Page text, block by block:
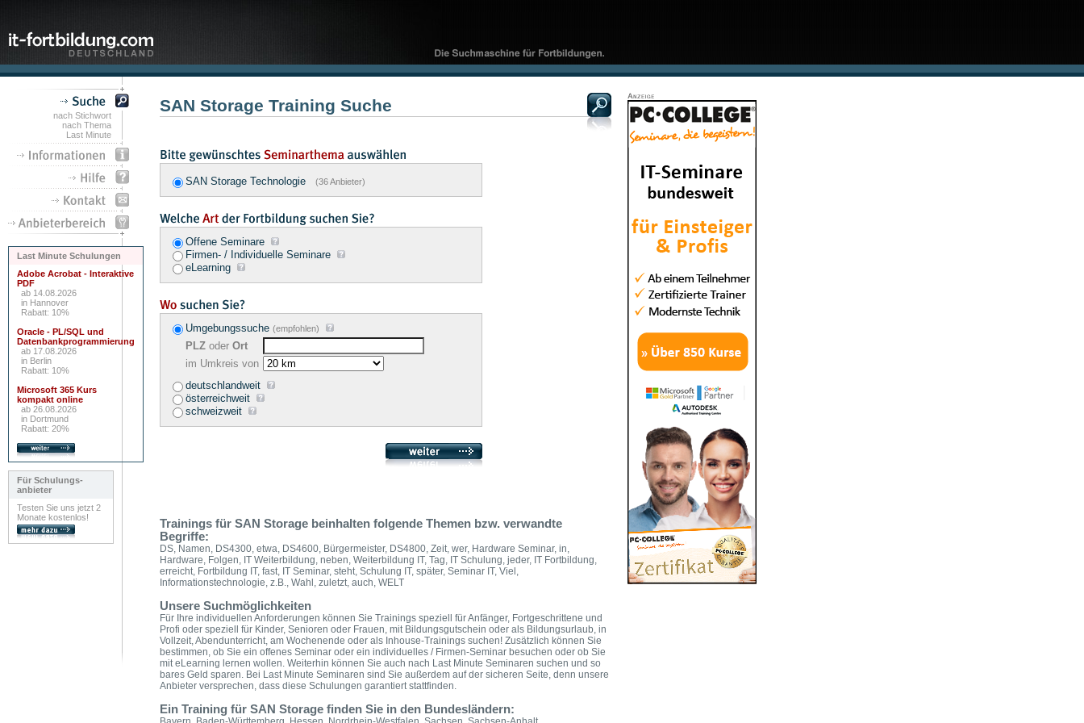
nach Stichwort
nach Thema
Last Minute
Last Minute Schulungen
Adobe Acrobat - Interaktive
PDF
ab 14.08.2026
in Hannover
Rabatt: 10%
Oracle - PL/SQL und
Datenbankprogrammierung
ab 17.08.2026
in Berlin
Rabatt: 10%
Microsoft 365 Kurs
kompakt online
ab 26.08.2026
in Dortmund
Rabatt: 20%
Für Schulungs-
anbieter
Testen Sie uns jetzt 2
Monate kostenlos!
SAN Storage Training Suche
SAN Storage Technologie (36 Anbieter)
Offene Seminare
Firmen- / Individuelle Seminare
eLearning
Umgebungssuche (empfohlen)
PLZ oder Ort
im Umkreis von
deutschlandweit
österreichweit
schweizweit
Trainings für SAN Storage beinhalten folgende Themen bzw. verwandte
Begriffe:
DS, Namen, DS4300, etwa, DS4600, Bürgermeister, DS4800, Zeit, wer, Hardware Seminar, in,
Hardware, Folgen, IT Weiterbildung, neben, Weiterbildung IT, Tag, IT Schulung, jeder, IT Fortbildung,
erreicht, Fortbildung IT, fast, IT Seminar, steht, Schulung IT, später, Seminar IT, Viel,
Informationstechnologie, z.B., Wahl, zuletzt, auch, WELT
Unsere Suchmöglichkeiten
Für Ihre individuellen Anforderungen können Sie Trainings speziell für Anfänger, Fortgeschrittene und
Profi oder speziell für Kinder, Senioren oder Frauen, mit Bildungsgutschein oder als Bildungsurlaub, in
Vollzeit, Abendunterricht, am Wochenende oder als Inhouse-Trainings suchen! Zusätzlich können Sie
bestimmen, ob Sie ein offenes Seminar oder ein individuelles / Firmen-Seminar besuchen oder ob Sie
mit eLearning lernen wollen. Weiterhin können Sie auch nach Last Minute Seminaren suchen und so
bares Geld sparen. Bei Last Minute Seminaren sind Sie außerdem auf der sicheren Seite, denn unsere
Anbieter versprechen, dass diese Schulungen garantiert stattfinden.
Ein Training für SAN Storage finden Sie in den Bundesländern: